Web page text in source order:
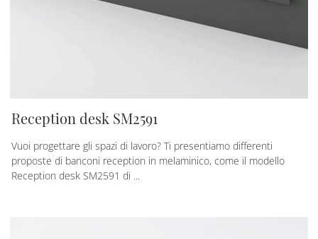
Reception desk SM2591
Vuoi progettare gli spazi di lavoro? Ti presentiamo differenti
proposte di banconi reception in melaminico, come il modello
Reception desk SM2591 di ...